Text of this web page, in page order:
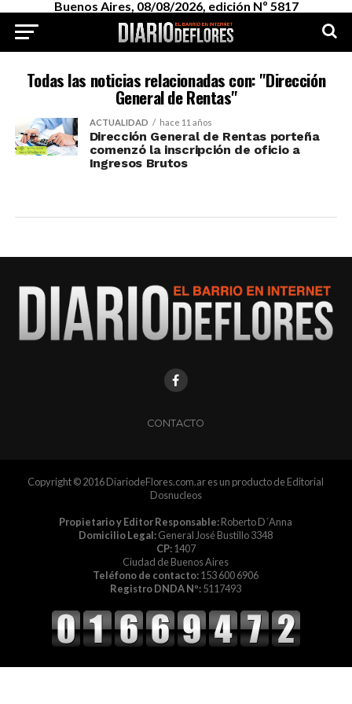
Buenos Aires, 08/08/2026, edición Nº 5817
Todas las noticias relacionadas con: "Dirección
General de Rentas"
ACTUALIDAD hace 11 años
Dirección General de Rentas porteña
comenzó la inscripción de oficio a
Ingresos Brutos
CONTACTO
Copyright © 2016 DiariodeFlores.com.ar es un producto de Editorial
Dosnucleos
Propietario y Editor Responsable:Roberto D´Anna
Domicilio Legal:General José Bustillo 3348
CP:1407
Ciudad de Buenos Aires
Teléfono de contacto:153 600 6906
Registro DNDA Nº:5117493